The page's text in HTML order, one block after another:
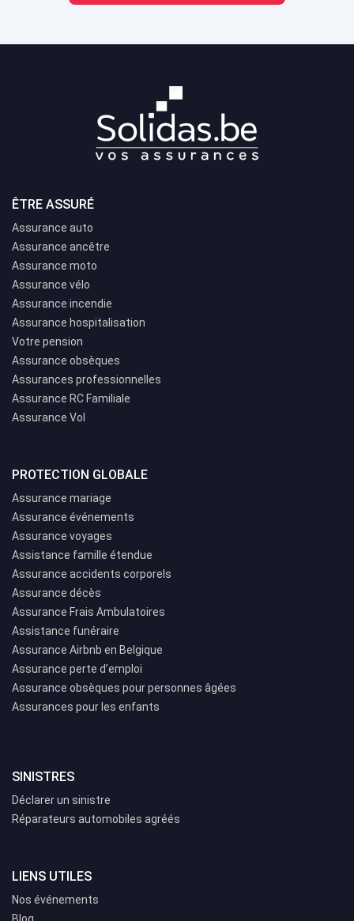
ÊTRE ASSURÉ
Assurance auto
Assurance ancêtre
Assurance moto
Assurance vélo
Assurance incendie
Assurance hospitalisation
Votre pension
Assurance obsèques
Assurances professionnelles
Assurance RC Familiale
Assurance Vol
PROTECTION GLOBALE
Assurance mariage
Assurance événements
Assurance voyages
Assistance famille étendue
Assurance accidents corporels
Assurance décès
Assurance Frais Ambulatoires
Assistance funéraire
Assurance Airbnb en Belgique
Assurance perte d’emploi
Assurance obsèques pour personnes âgées
Assurances pour les enfants
SINISTRES
Déclarer un sinistre
Réparateurs automobiles agréés
LIENS UTILES
Nos événements